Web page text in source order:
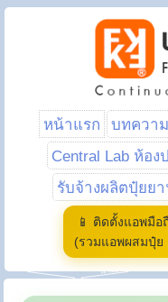
หน้าแรก บทความ
Central Lab ห้อ
รับจ้างผลิตปุ๋ยยา
📱 ติดตั้งแอพมือ
(รวมแอพผสมปุ๋ย